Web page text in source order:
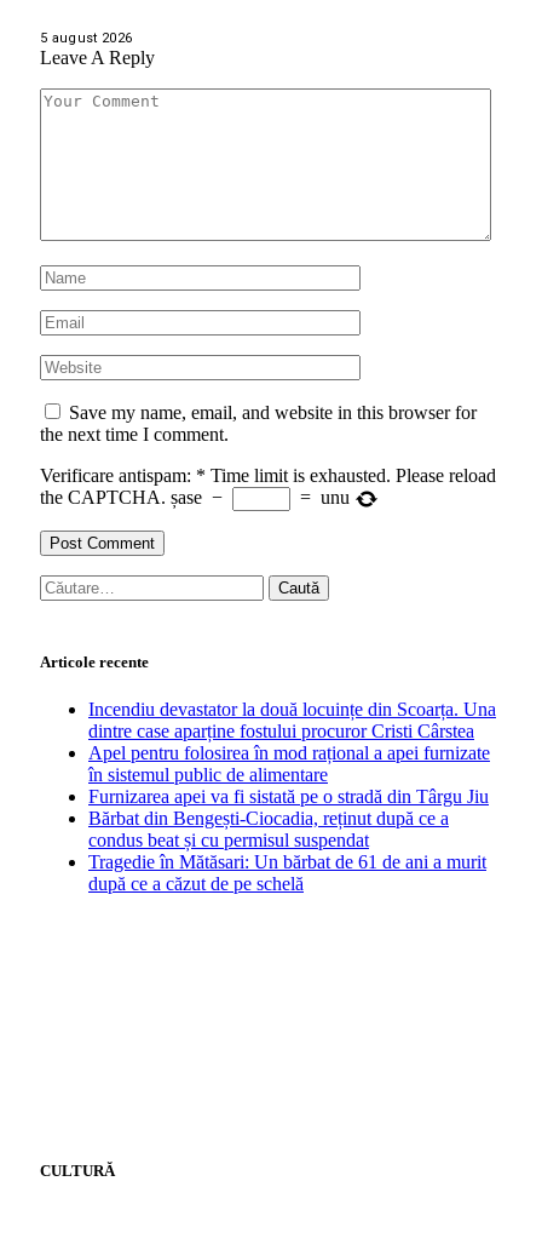
5 august 2026
Leave A Reply
Save my name, email, and website in this browser for
the next time I comment.
Verificare antispam: * Time limit is exhausted. Please reload
the CAPTCHA. șase − = unu
Caută
după:
Articole recente
Incendiu devastator la două locuințe din Scoarța. Una
dintre case aparține fostului procuror Cristi Cârstea
Apel pentru folosirea în mod rațional a apei furnizate
în sistemul public de alimentare
Furnizarea apei va fi sistată pe o stradă din Târgu Jiu
Bărbat din Bengești-Ciocadia, reținut după ce a
condus beat și cu permisul suspendat
Tragedie în Mătăsari: Un bărbat de 61 de ani a murit
după ce a căzut de pe schelă
CULTURĂ